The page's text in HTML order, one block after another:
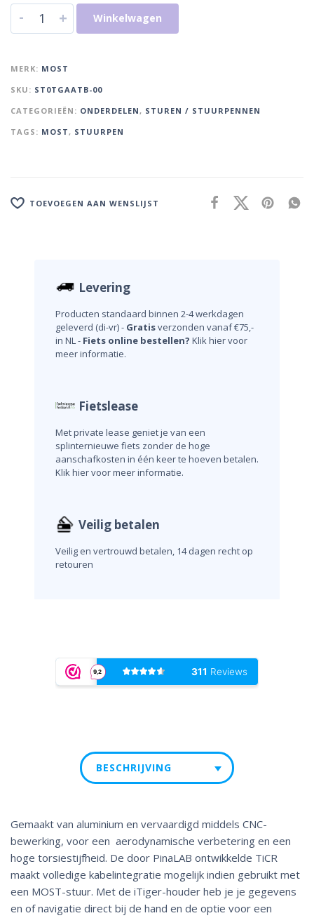
- + Winkelwagen
MERK: MOST
SKU: ST0TGAATB-00
CATEGORIEËN: ONDERDELEN , STUREN / STUURPENNEN
TAGS: MOST , STUURPEN
TOEVOEGEN AAN WENSLIJST
Levering
Producten standaard binnen 2-4 werkdagen
geleverd (di-vr) - Gratisverzonden vanaf €75,-
in NL - Fiets online bestellen? Klik hier voor
meer informatie.
Fietslease
Met private lease geniet je van een
splinternieuwe fiets zonder de hoge
aanschafkosten in één keer te hoeven betalen.
Klik hier voor meer informatie.
Veilig betalen
Veilig en vertrouwd betalen, 14 dagen recht op
retouren
BESCHRIJVING
Gemaakt van aluminium en vervaardigd middels CNC-
bewerking, voor een aerodynamische verbetering en een
hoge torsiestijfheid. De door PinaLAB ontwikkelde TiCR
maakt volledige kabelintegratie mogelijk indien gebruikt met
een MOST-stuur. Met de iTiger-houder heb je je gegevens
en of navigatie direct bij de hand en de optie voor een